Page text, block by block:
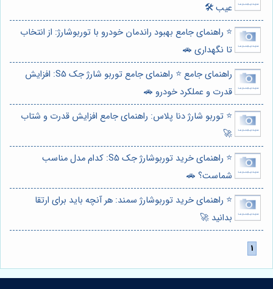
عیب 🛠️
⭐️ راهنمای جامع بهبود راندمان خودرو با توربوشارژ: از انتخاب
تا نگهداری 🚗
راهنمای جامع ⭐️ راهنمای جامع توربو شارژ جک S5: افزایش
قدرت و عملکرد خودرو 🚗
⭐️ توربو شارژ دنا پلاس: راهنمای جامع افزایش قدرت و شتاب
🚀
⭐️ راهنمای خرید توربوشارژ جک S5: کدام مدل مناسب
شماست؟ 🚗
⭐️ راهنمای خرید توربوشارژ سمند: هر آنچه باید برای ارتقا
بدانید 🚀